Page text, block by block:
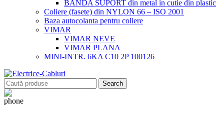
BANDA SUPORT din metal in cutie din plastic
Coliere (fasete) din NYLON 66 – ISO 2001
Baza autocolanta pentru coliere
VIMAR
VIMAR NEVE
VIMAR PLANA
MINI-INTR. 6KA C10 2P 100126
Search